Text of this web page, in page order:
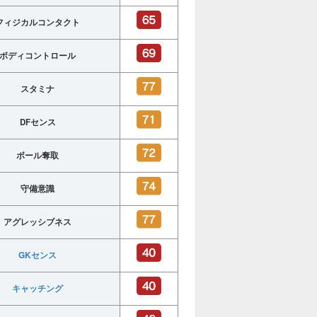
ィジカルコンタクト
ボディコントロール
スタミナ
DFセンス
ボール奪取
守備意識
アグレッシブネス
GKセンス
キャッチング